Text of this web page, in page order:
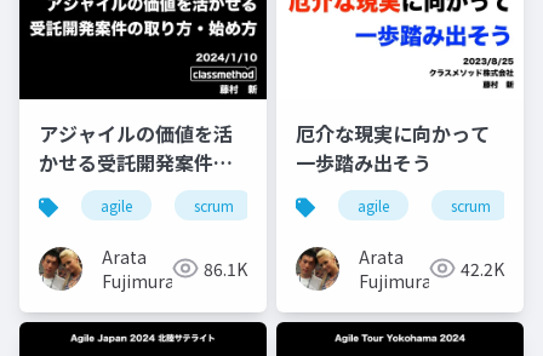
アジャイルの価値を活
かせる受託開発案件の
取り方・始め方
agile scrum
Arata
Fujimura
86.1K
厄介な現実に向かって
一歩踏み出そう
agile scrum
Arata
Fujimura
42.2K